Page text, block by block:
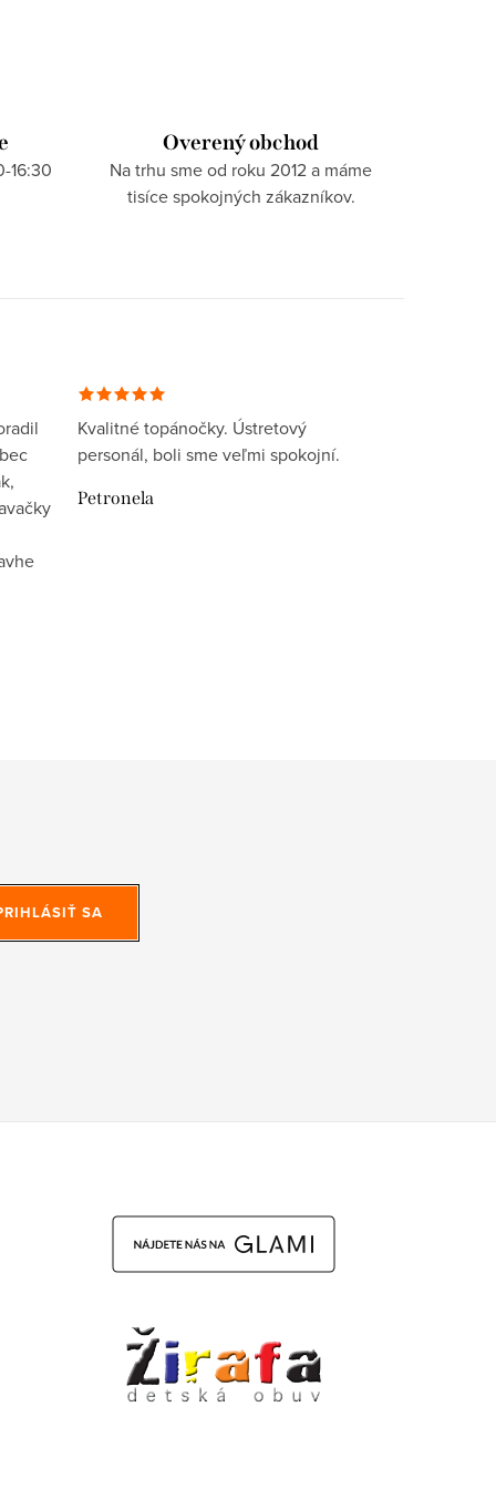
16:30
Overený obchod
Na trhu sme od roku 2012 a máme
tisíce spokojných zákazníkov.
Kvalitné topánočky. Ústretový
personál, boli sme veľmi spokojní.
Petronela
SA